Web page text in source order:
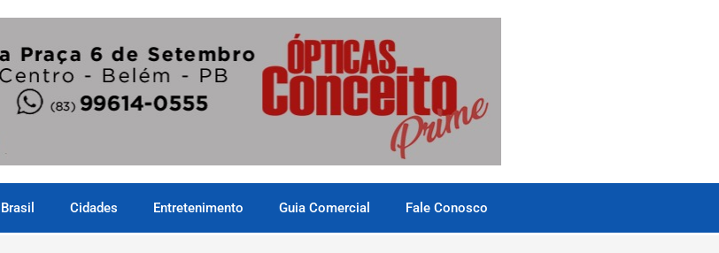
Brasil Cidades Entretenimento Guia Comercial Fale Conosco